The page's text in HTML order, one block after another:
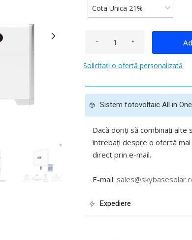
Solicitați o ofertă personalizată
Sistem fotovoltaic All in One
Dacă doriți să combinați alte
întrebați despre o ofertă mai
direct prin e-mail.
E-mail:
Expediere